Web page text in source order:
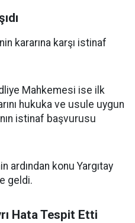
kararına karşı istinaf
Mahkemesi ise ilk
hukuka ve usule uygun
istinaf başvurusu
ardından konu Yargıtay
geldi.
Hata Tespit Etti